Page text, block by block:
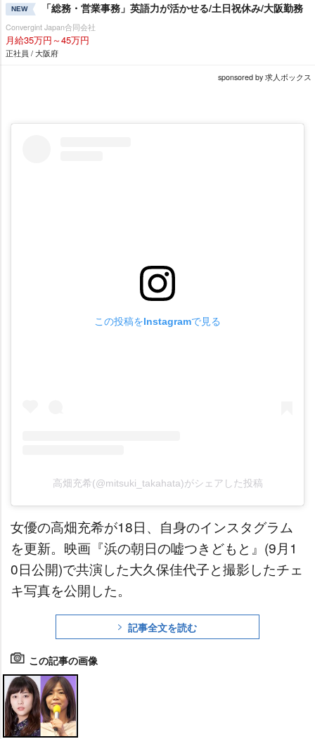
NEW 「総務・営業事務」英語力が活かせる/土日祝休み/大阪勤務
Convergint Japan合同会社
月給35万円～45万円
正社員 / 大阪府
sponsored by 求人ボックス
この投稿をInstagramで見る
高畑充希(@mitsuki_takahata)がシェアした投稿
女優の高畑充希が18日、自身のインスタグラム
を更新。映画『浜の朝日の嘘つきどもと』(9月1
0日公開)で共演した大久保佳代子と撮影したチェ
キ写真を公開した。
記事全文を読む
この記事の画像